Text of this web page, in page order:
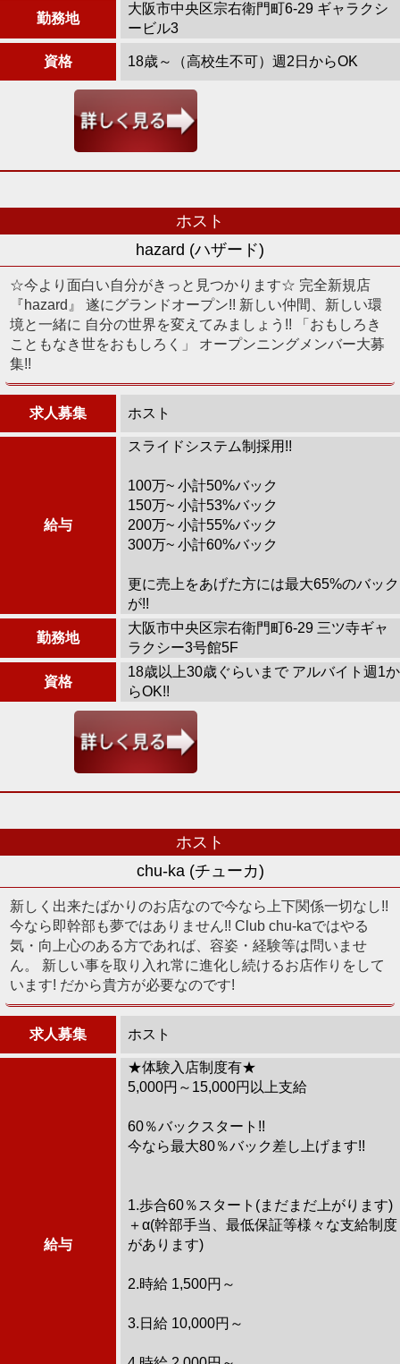
勤務地
大阪市中央区宗右衛門町6-29 ギャラクシ
ービル3
資格 18歳～（高校生不可）週2日からOK
ホスト
hazard (ハザード)
☆今より面白い自分がきっと見つかります☆ 完全新規店
『hazard』 遂にグランドオープン!! 新しい仲間、新しい環
境と一緒に 自分の世界を変えてみましょう!! 「おもしろき
こともなき世をおもしろく」 オープンニングメンバー大募
集!!
求人募集 ホスト
給与
スライドシステム制採用!!
100万~ 小計50%バック
150万~ 小計53%バック
200万~ 小計55%バック
300万~ 小計60%バック
更に売上をあげた方には最大65%のバック
が!!
勤務地
大阪市中央区宗右衛門町6-29 三ツ寺ギャ
ラクシー3号館5F
資格
18歳以上30歳ぐらいまで アルバイト週1か
らOK!!
ホスト
chu-ka (チューカ)
新しく出来たばかりのお店なので今なら上下関係一切なし!!
今なら即幹部も夢ではありません!! Club chu-kaではやる
気・向上心のある方であれば、容姿・経験等は問いませ
ん。 新しい事を取り入れ常に進化し続けるお店作りをして
います! だから貴方が必要なのです!
求人募集 ホスト
給与
★体験入店制度有★
5,000円～15,000円以上支給
60％バックスタート!!
今なら最大80％バック差し上げます!!
1.歩合60％スタート(まだまだ上がります)
＋α(幹部手当、最低保証等様々な支給制度
があります)
2.時給 1,500円～
3.日給 10,000円～